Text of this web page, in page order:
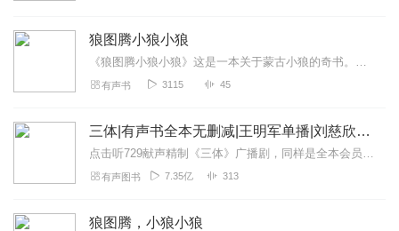
狼图腾小狼小狼
《狼图腾小狼小狼》这是一本关于蒙古小狼的奇书。全书由几十个世人难以猜度的神秘的“狼故事”一气呵成，精灵一般的草原小狼随时随处都能从书中呼啸而出。本书由作者历时三...
有声书 3115 45
三体|有声书全本无删减|王明军单播|刘慈欣原著
点击听729献声精制《三体》广播剧，同样是全本会员免费畅听，快来感受声音大戏的魅力！【购买须知】1、本作品部分集数为免费试听。2、版权归原作者所有，严禁翻录成任...
有声图书 7.35亿 313
狼图腾，小狼小狼